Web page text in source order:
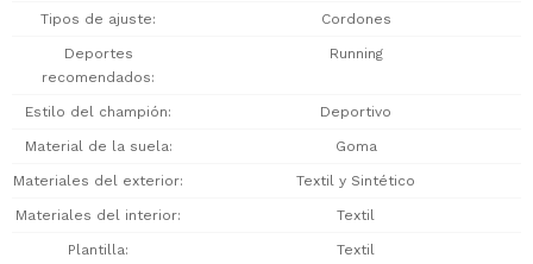
Tipos de ajuste Cordones
Deportes
recomendados
Running
Estilo del champión Deportivo
Material de la suela Goma
Materiales del exterior Textil y Sintético
Materiales del interior Textil
Plantilla Textil